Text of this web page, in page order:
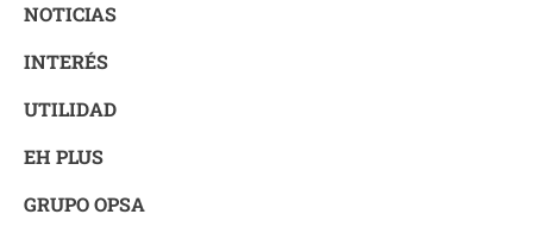
NOTICIAS
INTERÉS
UTILIDAD
EH PLUS
GRUPO OPSA